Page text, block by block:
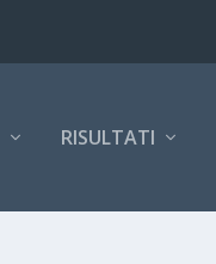
RISULTATI